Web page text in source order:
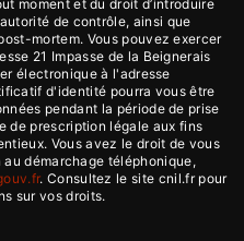
moment et du droit d’introduire
de contrôle, ainsi que
mortem. Vous pouvez exercer
21 Impasse de la Beignerais
électronique à l'adresse
d'identité pourra vous être
pendant la période de prise
de prescription légale aux fins
Vous avez le droit de vous
démarchage téléphonique,
. Consultez le site cnil.fr pour
sur vos droits.